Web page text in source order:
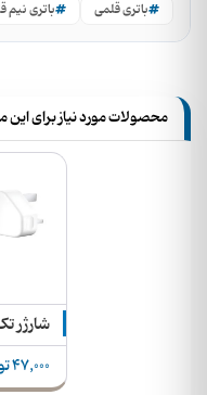
باتری قلمی
باتری نیم
محصولات مورد نیاز برای
47,000 تومان